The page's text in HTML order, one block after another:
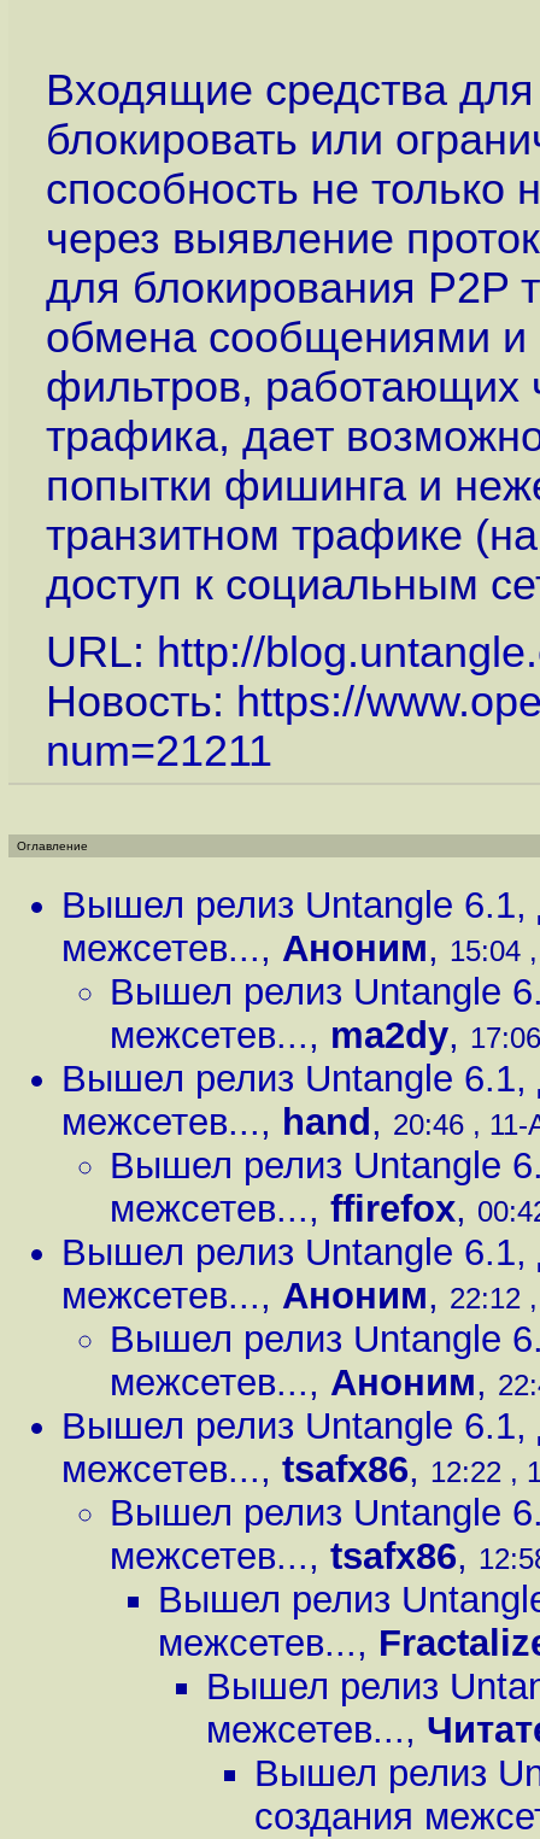
Входящие средства
блокировать или
способность не только
через выявление
для блокирования P2P
обмена сообщениями и
фильтров, работающих
трафика, дает
попытки фишинга и
транзитном трафике
доступ к социальным
URL: http://
Новость: https://
num=21211
Оглавление
Вышел релиз Untangle 6.1,
межсетев..., Аноним, 15:04
Вышел релиз Untangle
межсетев..., ma2dy,
Вышел релиз Untangle 6.1,
межсетев..., hand , 20:46 , 11-
Вышел релиз Untangle
межсетев..., ffirefox,
Вышел релиз Untangle 6.1,
межсетев..., Аноним, 22:12
Вышел релиз Untangle
межсетев..., Аноним,
Вышел релиз Untangle 6.1,
межсетев..., tsafx86, 12:22 ,
Вышел релиз Untangle
межсетев..., tsafx86,
Вышел релиз
межсетев...,
Вышел релиз
межсетев...,
Вышел релиз
создания